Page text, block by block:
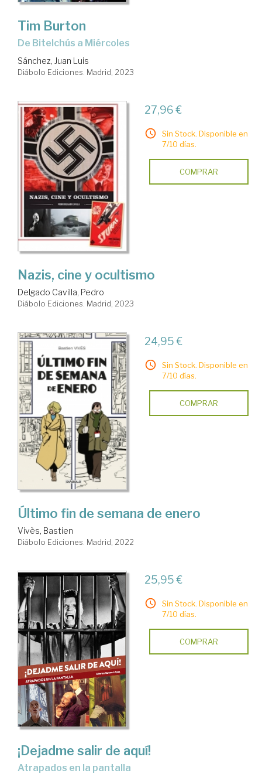
Tim Burton
de Bitelchús a Miércoles
Sánchez, Juan Luis
Diábolo Ediciones. Madrid, 2023
27,96 €
Sin Stock. Disponible en
7/10 días.
COMPRAR
Nazis, cine y ocultismo
Delgado Cavilla, Pedro
Diábolo Ediciones. Madrid, 2023
24,95 €
Sin Stock. Disponible en
7/10 días.
COMPRAR
Último fin de semana de enero
Vivès, Bastien
Diábolo Ediciones. Madrid, 2022
25,95 €
Sin Stock. Disponible en
7/10 días.
COMPRAR
¡Dejadme salir de aquí!
atrapados en la pantalla